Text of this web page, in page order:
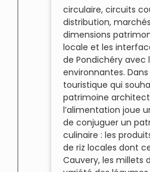
circulaire, circuits
distribution,
dimensions
locale et les
de Pondichéry avec
environnantes.
touristique qui
patrimoine
l’alimentation joue
de conjuguer un
culinaire : les
de riz locales dont
Cauvery, les millets